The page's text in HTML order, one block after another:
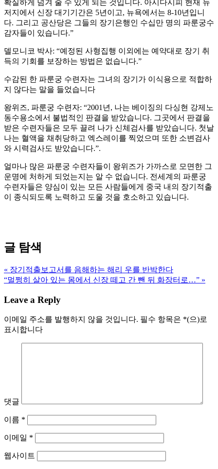
확실하게 넘겨 줄 수 있게 되는 것입니다. 아시다시피 현재 뉴
저지에서 신장 대기기간은 5년이고, 뉴욕에서는 8-10년입니
다. 그리고 공산당은 그들의 장기은행인 수십만 명의 파룬궁수
감자들이 있습니다.”
델모니코 박사: “예정된 사형집행 이외에는 예약대로 장기 취
득의 기회를 보장하는 방법은 없습니다.”
수감된 한 파룬궁 수련자는 그녀의 장기가 이식용으로 적합하
지 않다는 말을 들었습니다
왕위즈, 파룬궁 수련자: “2001년, 나는 베이징의 다싱현 강제노
동수용소에서 불법적인 판결을 받았습니다. 그곳에서 판결을
받은 수련자들은 모두 끌려 나가 신체검사를 받았습니다. 첫날
나는 혈액을 채취당하고 엑스레이를 찍었으며 또한 소변검사
와 시력검사도 받았습니다.”.
얼마나 많은 파룬궁 수련자들이 왕위즈가 가까스로 모면한 그
운명에 처하게 되었는지는 알 수 없습니다. 전세계의 파룬궁
수련자들은 양심이 있는 모든 사람들에게 중국 내의 장기적출
이 종식되도록 노력하고 도울 것을 호소하고 있습니다.
글 탐색
« 장기적출보고서를 음해하는 해리 우를 반박한다
“멀쩡히 살아 있는 몸에서 신장 떼고 간 뺀 뒤 화장터로…” »
Leave a Reply
이메일 주소를 발행하지 않을 것입니다. 필수 항목은 *(으)로
표시합니다
댓글
이름 *
이메일 *
웹사이트